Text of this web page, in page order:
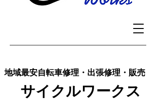
地域最安自転車修理・出張修理・販売
サイクルワークス